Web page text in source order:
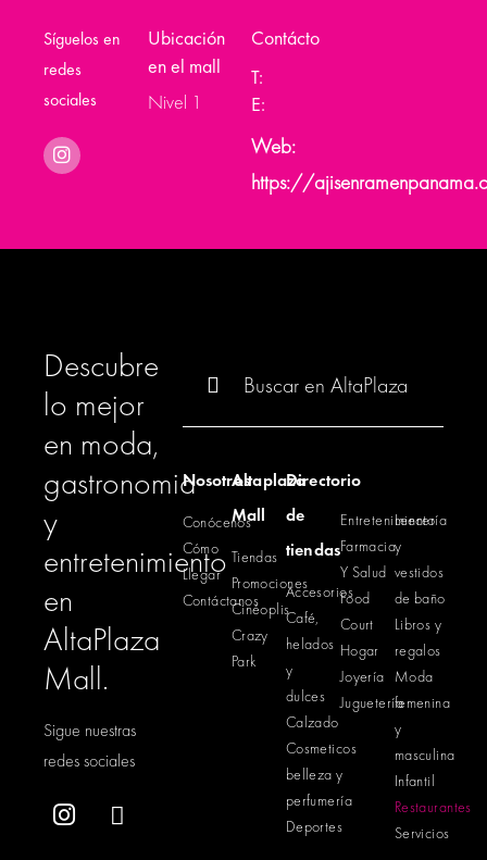
Síguelos en
redes
sociales
Ubicación
en el mall
Nivel 1
Contácto
T:
E:
Web:
https://
Descubre
lo mejor
en moda,
gastronomia
y
entretenimiento
en
AltaPlaza
Mall.
Sigue nuestras
redes sociales
Nosotros
Conócenos
Cómo
Llegar
Contáctanos
Altaplaza
Mall
Tiendas
Promociones
Cinéoplis
Crazy
Park
Directorio
de
tiendas
Accesorios
Café,
helados
y
dulces
Calzado
Cosmeticos
belleza y
perfumería
Deportes
Entretenimiento
Farmacia
Y Salud
Food
Court
Hogar
Joyería
Juguetería
Lencería
y
vestidos
de baño
Libros y
regalos
Moda
femenina
y
masculina
Infantil
Restaurantes
Servicios